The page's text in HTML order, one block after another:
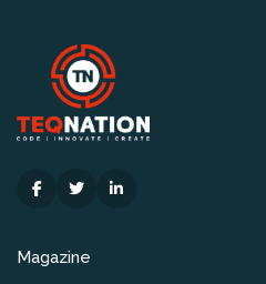
Magazine